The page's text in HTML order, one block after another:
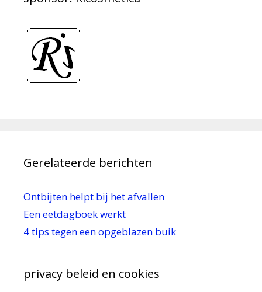
Gerelateerde berichten
Ontbijten helpt bij het afvallen
Een eetdagboek werkt
4 tips tegen een opgeblazen buik
privacy beleid en cookies